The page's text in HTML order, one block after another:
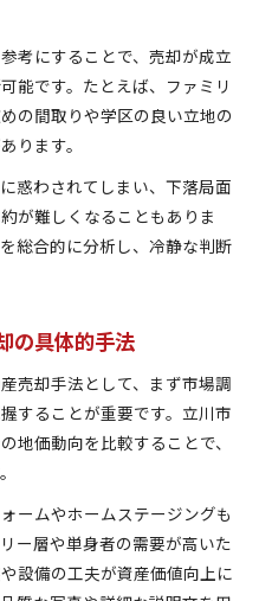
考にすることで、売却が成立
能です。たとえば、ファミリ
の間取りや学区の良い立地の
ります。
惑わされてしまい、下落局面
が難しくなることもありま
総合的に分析し、冷静な判断
の具体的手法
売却手法として、まず市場調
することが重要です。立川市
地価動向を比較することで、
ームやホームステージングも
ー層や単身者の需要が高いた
設備の工夫が資産価値向上に